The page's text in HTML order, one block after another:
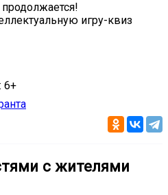
игру-квиз
6+
с жителями